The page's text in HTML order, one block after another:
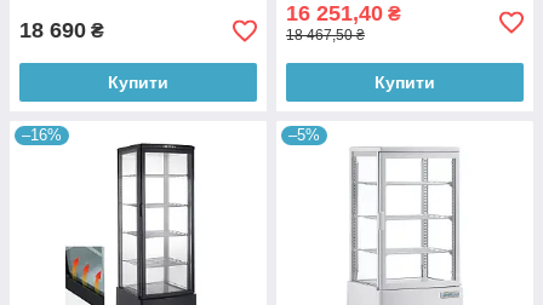
18 690 ₴
Купити
16 251,40 ₴
18 467,50 ₴
Купити
–16% –5%